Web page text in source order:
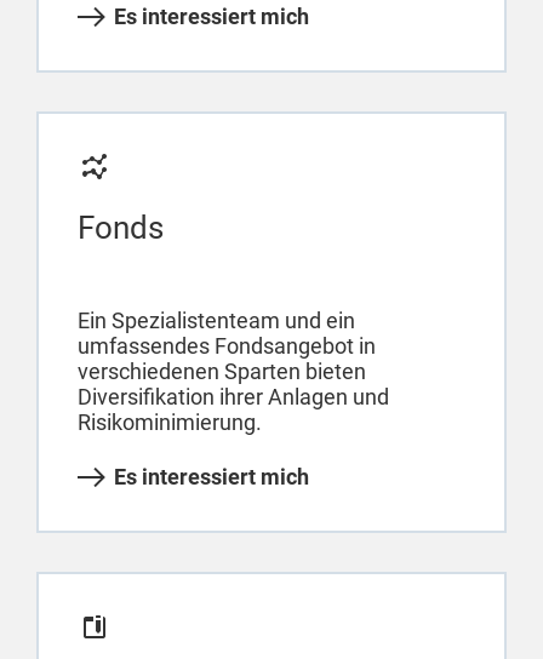
Es interessiert mich
Fonds
Ein Spezialistenteam und ein
umfassendes Fondsangebot in
verschiedenen Sparten bieten
Diversifikation ihrer Anlagen und
Risikominimierung.
Es interessiert mich